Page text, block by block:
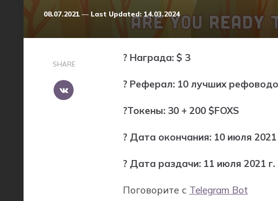
08.07.2021 Last Updated:14.03.2024
SHARE
? Награда: $ 3
? Реферал: 10 лучших
?Токены: 30 + 200 $FOXS
? Дата окончания: 10 июля 2021
? Дата раздачи: 11 июля 2021 г.
Поговорите с Telegram Bot